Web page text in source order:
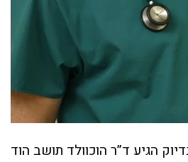
הגיע ד”ר הוכוולד תושב הוד